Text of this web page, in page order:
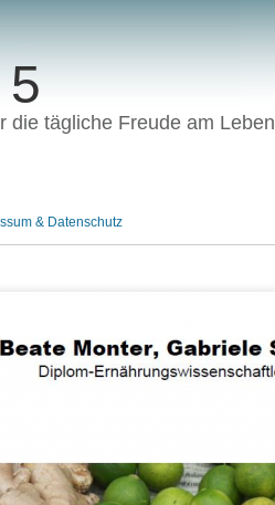
5
die tägliche Freude am Leben
& Datenschutz